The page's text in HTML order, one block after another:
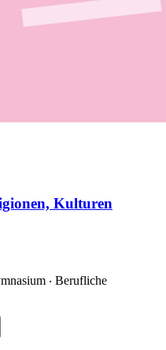
Kulturen
‧ Berufliche